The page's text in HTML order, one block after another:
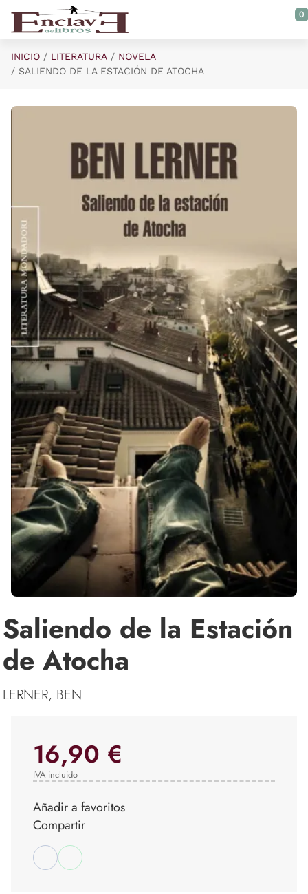
Saltar al contenido principal
0
INICIO LITERATURA
NOVELA
SALIENDO DE LA ESTACIÓN DE ATOCHA
Saliendo de la Estación
de Atocha
LERNER, BEN
16,90 €
IVA incluido
Añadir a favoritos
Compartir